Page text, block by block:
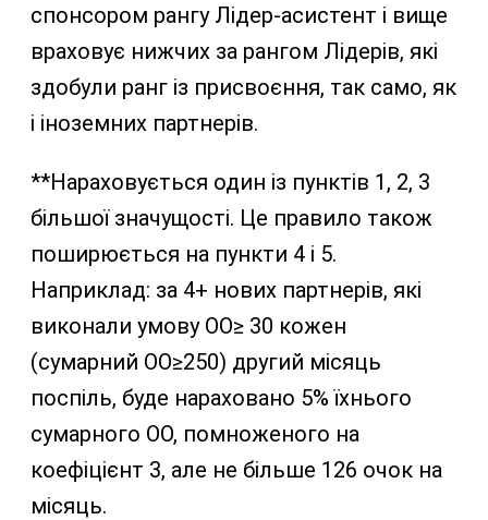
спонсором рангу Лідер-асистент і вище
враховує нижчих за рангом Лідерів, які
здобули ранг із присвоєння, так само, як
і іноземних партнерів.
**Нараховується один із пунктів 1, 2, 3
більшої значущості. Це правило також
поширюється на пункти 4 і 5.
Наприклад: за 4+ нових партнерів, які
виконали умову ОО≥ 30 кожен
(сумарний ОО≥250) другий місяць
поспіль, буде нараховано 5% їхнього
сумарного ОО, помноженого на
коефіцієнт 3, але не більше 126 очок на
місяць.